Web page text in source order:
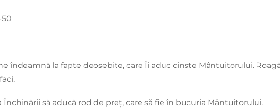
50
îndeamnă la fapte deosebite, care Îi aduc cinste Mântuitorului.
Închinării să aducă rod de preț, care să fie în bucuria Mântuitorului.